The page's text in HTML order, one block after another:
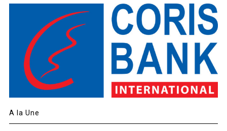
A la Une